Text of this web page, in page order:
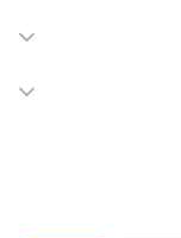
، فلکه آب ، بازار